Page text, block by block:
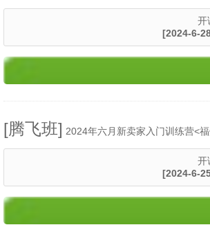
开
[2024-6-
[腾飞班] 2024年六月新卖家入门训练营<
开
[2024-6-